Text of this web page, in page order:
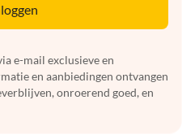
e-mail exclusieve en
en aanbiedingen ontvangen
onroerend goed, en